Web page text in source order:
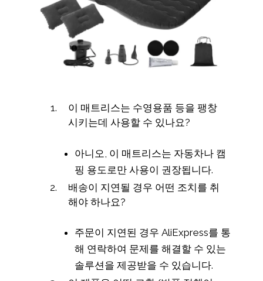
이 매트리스는 수영용품 등을 팽창
시키는데 사용할 수 있나요?
아니오, 이 매트리스는 자동차나 캠
핑 용도로만 사용이 권장됩니다.
배송이 지연될 경우 어떤 조치를 취
해야 하나요?
주문이 지연된 경우 AliExpress를 통
해 연락하여 문제를 해결할 수 있는
솔루션을 제공받을 수 있습니다.